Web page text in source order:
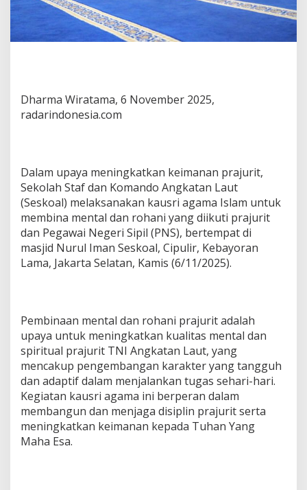
Dharma Wiratama, 6 November 2025,
radarindonesia.com
Dalam upaya meningkatkan keimanan prajurit,
Sekolah Staf dan Komando Angkatan Laut
(Seskoal) melaksanakan kausri agama Islam untuk
membina mental dan rohani yang diikuti prajurit
dan Pegawai Negeri Sipil (PNS), bertempat di
masjid Nurul Iman Seskoal, Cipulir, Kebayoran
Lama, Jakarta Selatan, Kamis (6/11/2025).
Pembinaan mental dan rohani prajurit adalah
upaya untuk meningkatkan kualitas mental dan
spiritual prajurit TNI Angkatan Laut, yang
mencakup pengembangan karakter yang tangguh
dan adaptif dalam menjalankan tugas sehari-hari.
Kegiatan kausri agama ini berperan dalam
membangun dan menjaga disiplin prajurit serta
meningkatkan keimanan kepada Tuhan Yang
Maha Esa.